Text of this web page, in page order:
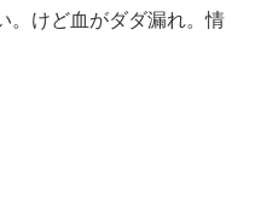
。けど血がダダ漏れ。情